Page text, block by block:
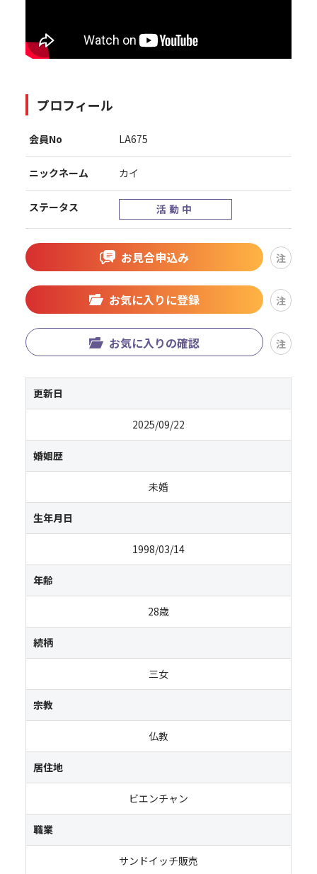
プロフィール
会員No LA675
ニックネーム カイ
ステータス 活動中
お見合申込み 注
お気に入りに登録 注
お気に入りの確認 注
更新日
2025/09/22
婚姻歴
未婚
生年月日
1998/03/14
年齢
28歳
続柄
三女
宗教
仏教
居住地
ビエンチャン
職業
サンドイッチ販売